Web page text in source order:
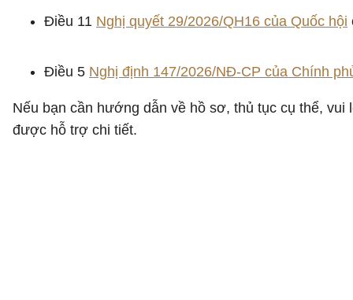
Điều 11 Nghị quyết 29/2026/QH16 của Quốc hội
Điều 5 Nghị định 147/2026/NĐ-CP của Chính
Nếu bạn cần hướng dẫn về hồ sơ, thủ tục cụ thể,
được hỗ trợ chi tiết.